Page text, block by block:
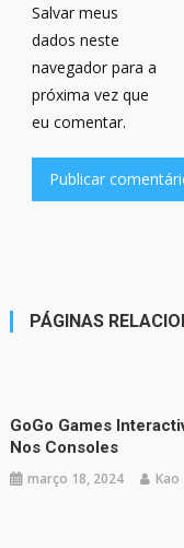
Salvar meus
dados neste
navegador para a
próxima vez que
eu comentar.
PÁGINAS
GoGo Games
Nos Consoles
março 18, 2024 Kao